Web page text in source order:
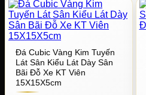
Đá Cubic Vàng Kim Tuyến
Lát Sân Kiểu Lát Dày Sân
Bãi Đỗ Xe KT Viên
15X15X5cm